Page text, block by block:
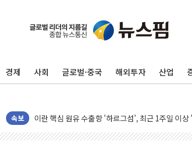
경제 사회 글로벌·중국 해외투자 산업
속보
유럽증시, 美 고용 예상 밖 부진에 연준 금리 인상
미 연준 매파 기세 꺾이나…고용 감소에 9월 동결 전
트럼프, 백신·자폐증 행정명령 검토…"이르면 다
美 항소법원, 백악관 무도회장 공사 중단 명령…트
美 고용 쇼크에 엔화 장중 급등…시장은 "또 개입
[AI MY 뉴스] 뉴욕 반도체주 프리뷰...美 고용 쇼크